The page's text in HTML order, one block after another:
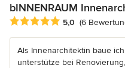
bINNENRAUM
Durchschnittliche
5,0 (6
Als Innenarchitektin baue
unterstütze bei